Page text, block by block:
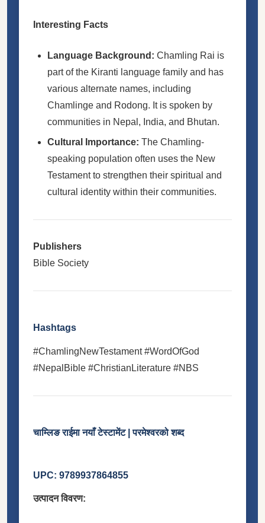
Interesting Facts
Language Background: Chamling Rai is
part of the Kiranti language family and has
various alternate names, including
Chamlinge and Rodong. It is spoken by
communities in Nepal, India, and Bhutan.
Cultural Importance: The Chamling-
speaking population often uses the New
Testament to strengthen their spiritual and
cultural identity within their communities.
Publishers
Bible Society
Hashtags
#ChamlingNewTestament #WordOfGod
#NepalBible #ChristianLiterature #NBS
चाम्लिङ राईमा नयाँ टेस्टामेंट | परमेश्वरको शब्द
UPC: 9789937864855
उत्पादन विवरण: